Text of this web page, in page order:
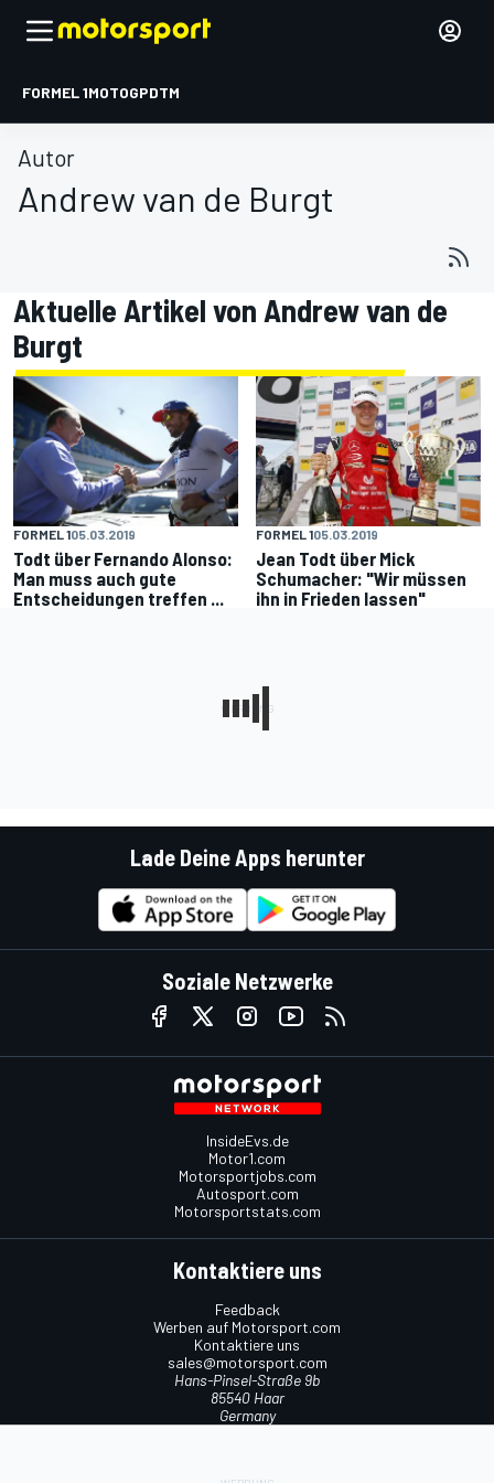
FORMEL 1MOTOGPDTM
Autor
Andrew van de Burgt
Aktuelle Artikel von Andrew van de
Burgt
FORMEL 105.03.2019
Todt über Fernando Alonso:
Man muss auch gute
Entscheidungen treffen ...
FORMEL 105.03.2019
Jean Todt über Mick
Schumacher: "Wir müssen
ihn in Frieden lassen"
Lade Deine Apps herunter
Soziale Netzwerke
InsideEvs.de
Motor1.com
Motorsportjobs.com
Autosport.com
Motorsportstats.com
Kontaktiere uns
Feedback
Werben auf Motorsport.com
Kontaktiere uns
sales@motorsport.com
Hans-Pinsel-Straße 9b
85540 Haar
Germany